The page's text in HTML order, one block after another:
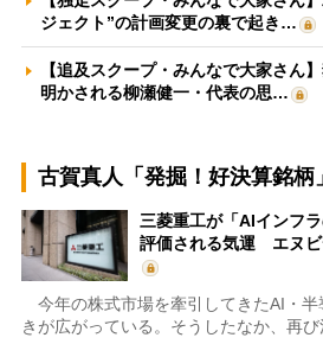
ジェクト”の計画変更の裏で起き…
【追及スクープ・みんなで大家さん
明かされる柳瀬健一・代表の思…
古賀真人「発掘！好決算銘柄」
三菱重工が「AIインフ
評価される気運 エヌ
今年の株式市場を牽引してきたAI・半
きが広がっている。そうしたなか、再び